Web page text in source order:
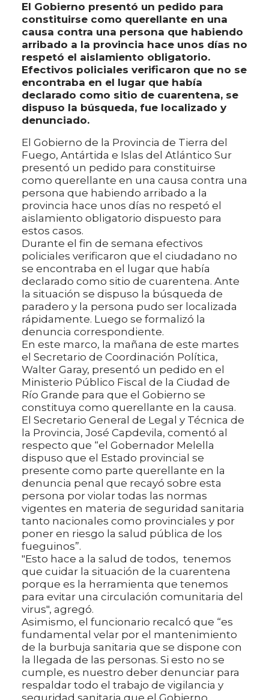
El Gobierno presentó un pedido para
constituirse como querellante en una
causa contra una persona que habiendo
arribado a la provincia hace unos días no
respetó el aislamiento obligatorio.
Efectivos policiales verificaron que no se
encontraba en el lugar que había
declarado como sitio de cuarentena, se
dispuso la búsqueda, fue localizado y
denunciado.
El Gobierno de la Provincia de Tierra del
Fuego, Antártida e Islas del Atlántico Sur
presentó un pedido para constituirse
como querellante en una causa contra una
persona que habiendo arribado a la
provincia hace unos días no respetó el
aislamiento obligatorio dispuesto para
estos casos.
Durante el fin de semana efectivos
policiales verificaron que el ciudadano no
se encontraba en el lugar que había
declarado como sitio de cuarentena. Ante
la situación se dispuso la búsqueda de
paradero y la persona pudo ser localizada
rápidamente. Luego se formalizó la
denuncia correspondiente.
En este marco, la mañana de este martes
el Secretario de Coordinación Política,
Walter Garay, presentó un pedido en el
Ministerio Público Fiscal de la Ciudad de
Río Grande para que el Gobierno se
constituya como querellante en la causa.
El Secretario General de Legal y Técnica de
la Provincia, José Capdevila, comentó al
respecto que “el Gobernador Melella
dispuso que el Estado provincial se
presente como parte querellante en la
denuncia penal que recayó sobre esta
persona por violar todas las normas
vigentes en materia de seguridad sanitaria
tanto nacionales como provinciales y por
poner en riesgo la salud pública de los
fueguinos”.
"Esto hace a la salud de todos, tenemos
que cuidar la situación de la cuarentena
porque es la herramienta que tenemos
para evitar una circulación comunitaria del
virus", agregó.
Asimismo, el funcionario recalcó que “es
fundamental velar por el mantenimiento
de la burbuja sanitaria que se dispone con
la llegada de las personas. Si esto no se
cumple, es nuestro deber denunciar para
respaldar todo el trabajo de vigilancia y